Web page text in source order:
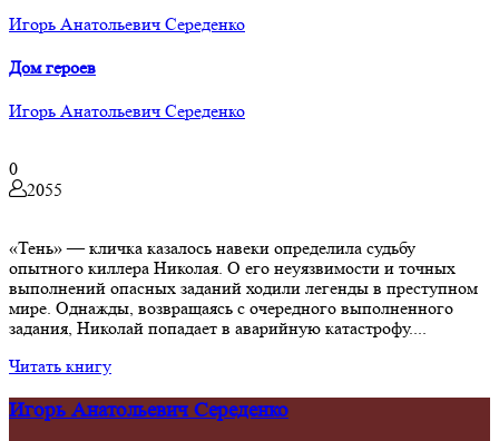
Игорь Анатольевич Середенко
Дом героев
Игорь Анатольевич Середенко
0
2055
«Тень» — кличка казалось навеки определила судьбу
опытного киллера Николая. О его неуязвимости и точных
выполнений опасных заданий ходили легенды в преступном
мире. Однажды, возвращаясь с очередного выполненного
задания, Николай попадает в аварийную катастрофу....
Читать книгу
Игорь Анатольевич Середенко